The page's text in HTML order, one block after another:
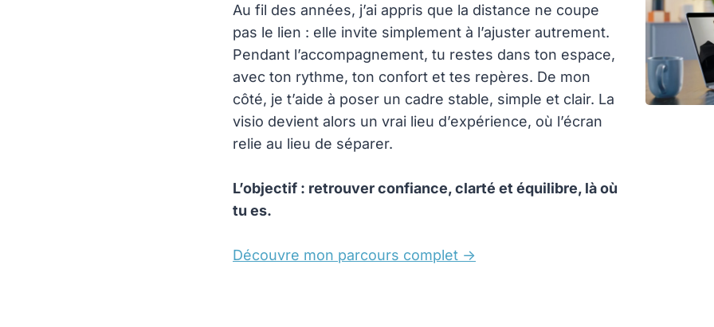
Au fil des années, j’ai appris que la distance ne coupe
pas le lien : elle invite simplement à l’ajuster autrement.
Pendant l’accompagnement, tu restes dans ton espace,
avec ton rythme, ton confort et tes repères. De mon
côté, je t’aide à poser un cadre stable, simple et clair. La
visio devient alors un vrai lieu d’expérience, où l’écran
relie au lieu de séparer.
L’objectif : retrouver confiance, clarté et équilibre, là où
tu es.
Découvre mon parcours complet ->